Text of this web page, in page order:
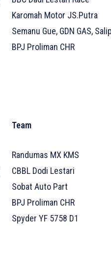
Karomah Motor JS.Putra
Semanu Gue, GDN GAS,
BPJ Proliman CHR
Team
Randumas MX KMS
CBBL Dodi Lestari
Sobat Auto Part
BPJ Proliman CHR
Spyder YF 5758 D1